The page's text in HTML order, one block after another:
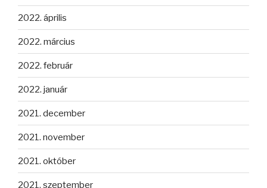
2022. április
2022. március
2022. február
2022. január
2021. december
2021. november
2021. október
2021. szeptember